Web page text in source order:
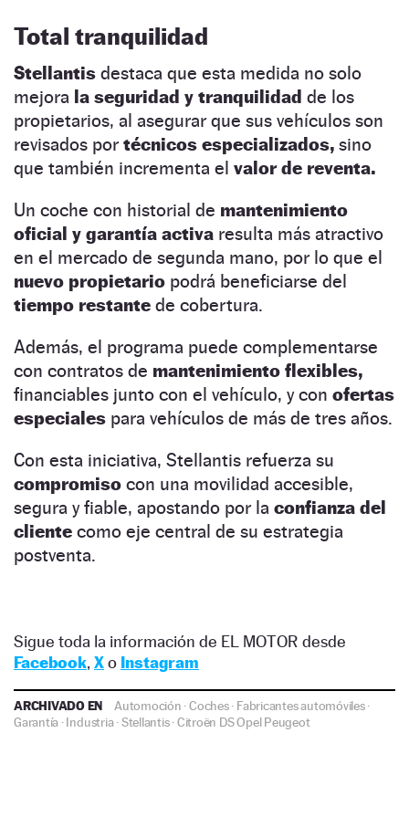
Total tranquilidad
Stellantis destaca que esta medida no solo
mejora la seguridad y tranquilidad de los
propietarios, al asegurar que sus vehículos son
revisados por técnicos especializados, sino
que también incrementa el valor de reventa.
Un coche con historial de mantenimiento
oficial y garantía activa resulta más atractivo
en el mercado de segunda mano, por lo que el
nuevo propietario podrá beneficiarse del
tiempo restante de cobertura.
Además, el programa puede complementarse
con contratos de mantenimiento flexibles,
financiables junto con el vehículo, y con ofertas
especiales para vehículos de más de tres años.
Con esta iniciativa, Stellantis refuerza su
compromiso con una movilidad accesible,
segura y fiable, apostando por la confianza del
cliente como eje central de su estrategia
postventa.
Sigue toda la información de EL MOTOR desde
Facebook, Xo Instagram
ARCHIVADO EN Automoción ·Coches· Fabricantes automóviles·
Garantía ·Industria·Stellantis·Citroën DSOpel Peugeot